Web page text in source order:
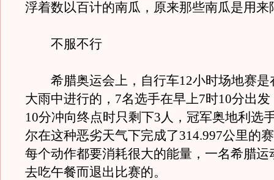
浮着数以百计的南瓜，原来那些南瓜是用来
不服不行
希腊奥运会上，自行车12小时场地赛是
大雨中进行的，7名选手在早上7时10分出
10分冲向终点时只剩下3人，冠军奥地利选
尔在这种恶劣天气下完成了314.997公里的
每个动作都要消耗很大的能量，一名希腊运
去吃午餐而退出比赛的。